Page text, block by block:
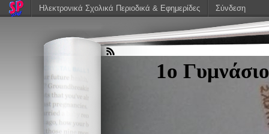
1ο
Ηλεκτρονικά Σχολικά Περιοδικά & Εφημερίδες Σύνδεση